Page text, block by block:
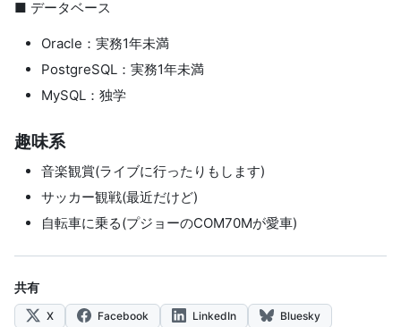
■ データベース
Oracle：実務1年未満
PostgreSQL：実務1年未満
MySQL：独学
趣味系
音楽観賞(ライブに行ったりもします)
サッカー観戦(最近だけど)
自転車に乗る(プジョーのCOM70Mが愛車)
共有
X Facebook LinkedIn Bluesky